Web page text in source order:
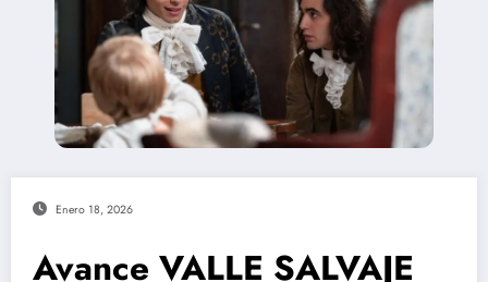
Enero 18, 2026
Avance VALLE SALVAJE